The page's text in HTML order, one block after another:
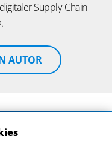
Supply-Chain-
AUTOR